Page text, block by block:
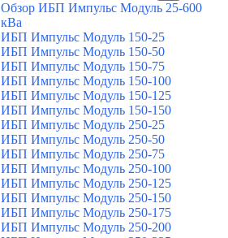
Обзор ИБП Импульс Модуль 25-600
кВа
ИБП Импульс Модуль 150-25
ИБП Импульс Модуль 150-50
ИБП Импульс Модуль 150-75
ИБП Импульс Модуль 150-100
ИБП Импульс Модуль 150-125
ИБП Импульс Модуль 150-150
ИБП Импульс Модуль 250-25
ИБП Импульс Модуль 250-50
ИБП Импульс Модуль 250-75
ИБП Импульс Модуль 250-100
ИБП Импульс Модуль 250-125
ИБП Импульс Модуль 250-150
ИБП Импульс Модуль 250-175
ИБП Импульс Модуль 250-200